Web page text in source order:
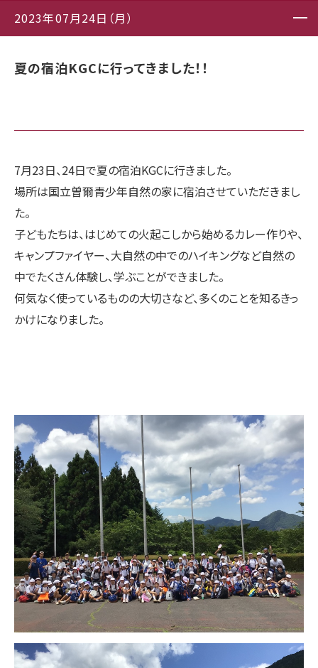
2023年07月24日（月）
夏の宿泊KGCに行ってきました！！
7月23日、24日で夏の宿泊KGCに行きました。
場所は国立曽爾青少年自然の家に宿泊させていただきまし
た。
子どもたちは、はじめての火起こしから始めるカレー作りや、
キャンプファイヤー、大自然の中でのハイキングなど自然の
中でたくさん体験し、学ぶことができました。
何気なく使っているものの大切さなど、多くのことを知るきっ
かけになりました。